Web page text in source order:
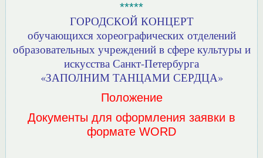
*****
ГОРОДСКОЙ КОНЦЕРТ
обучающихся хореографических отделений
образовательных учреждений в сфере культуры и
искусства Санкт-Петербурга
«ЗАПОЛНИМ ТАНЦАМИ СЕРДЦА»
Положение
Документы для оформления заявки в
формате WORD